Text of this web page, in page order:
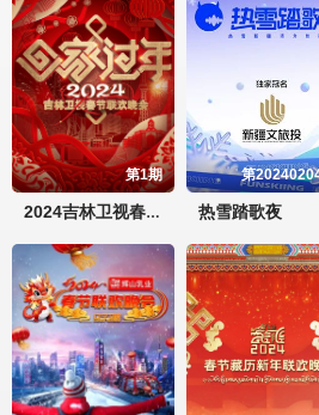
第1期
2024吉林卫视春节联欢晚会
第
热雪踏歌夜